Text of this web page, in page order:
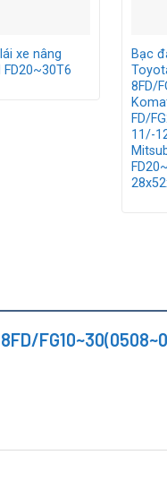
xe nâng
FD20~30T6
Bạc
8FD/
FD/
11/-